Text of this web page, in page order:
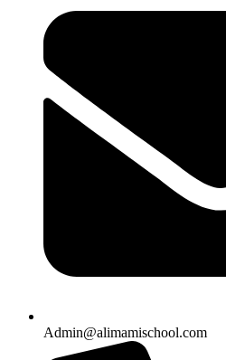
Admin@alimamischool.com